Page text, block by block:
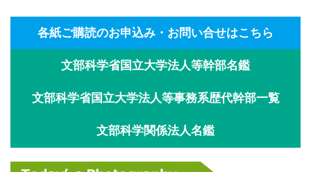
各紙ご購読のお申込み・お問い合せはこちら
文部科学省国立大学法人等幹部名鑑
文部科学省国立大学法人等事務系歴代幹部一覧
文部科学関係法人名鑑